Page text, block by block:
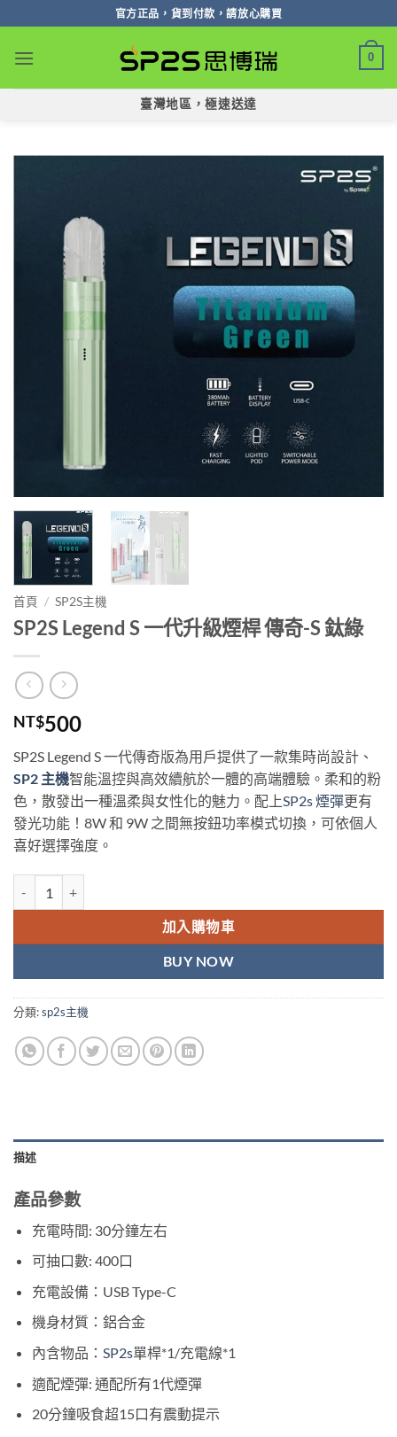
轉
官方正品，貨到付款，請放心購買
0
臺灣地區，極速送達
首頁 / SP2S主機
SP2S Legend S 一代升級煙桿 傳奇-S 鈦綠
NT$500
SP2S Legend S 一代傳奇版為用戶提供了一款集時尚設計、
SP2 主機智能溫控與高效續航於一體的高端體驗。柔和的粉
色，散發出一種溫柔與女性化的魅力。配上SP2s 煙彈更有
發光功能！8W 和 9W 之間無按鈕功率模式切換，可依個人
喜好選擇強度。
加入購物車
BUY NOW
分類:sp2s主機
描述
產品參數
充電時間: 30分鐘左右
可抽口數: 400口
充電設備：USB Type-C
機身材質：鋁合金
內含物品： SP2s單桿*1/充電線*1
適配煙彈: 通配所有1代煙彈
20分鐘吸食超15口有震動提示